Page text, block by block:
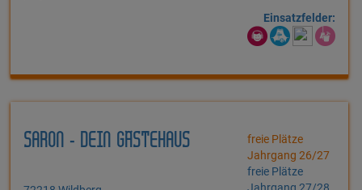
Einsatzfelder:
SARON - DEIN GÄSTEHAUS
freie Plätze
Jahrgang 26/27
freie Plätze
Jahrgang 27/28